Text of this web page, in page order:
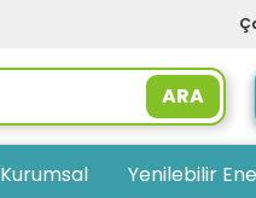
ARA
Kurumsal Yenilebilir